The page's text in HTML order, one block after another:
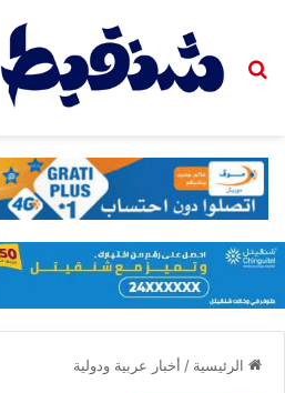
بحث عن
الرئيسية / أخبار عربية ودولية